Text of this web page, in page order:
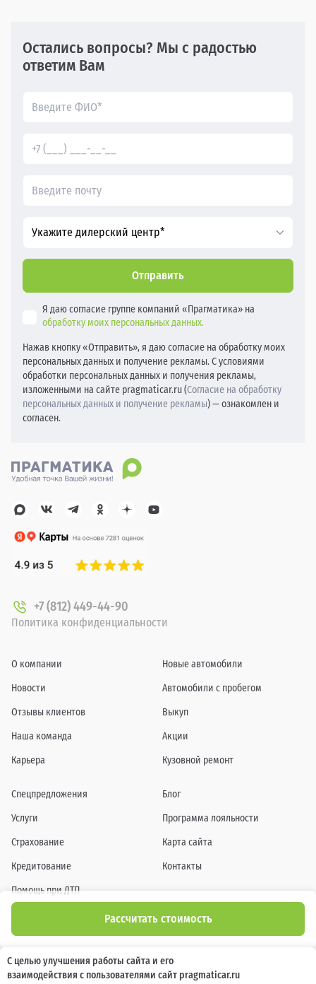
Остались вопросы? Мы с радостью
ответим Вам
Укажите дилерский центр*
Отправить
Я даю согласие группе компаний «Прагматика» на
обработку моих персональных данных.
Нажав кнопку «Отправить», я даю согласие на обработку моих
персональных данных и получение рекламы. С условиями
обработки персональных данных и получения рекламы,
изложенными на сайте pragmaticar.ru (Согласие на обработку
персональных данных и получение рекламы) — ознакомлен и
согласен.
Рассчитать стоимость
+7 (812) 449-44-90
Политика конфиденциальности
О компании
Новости
Отзывы клиентов
Наша команда
Карьера
Новые автомобили
Автомобили с пробегом
Выкуп
Акции
Кузовной ремонт
Спецпредложения
Услуги
Страхование
Кредитование
Помощь при ДТП
Блог
Программа лояльности
Карта сайта
Контакты
Информация о технических характеристиках, составе комплектаций, цветовой
гамме и стоимости автомобилей, а также действующих акциях, сроках и условиях
их проведения, указанных на сайте www.pragmaticar.ru, носит информационный
С целью улучшения работы сайта и его
взаимодействия с пользователями сайт pragmaticar.ru